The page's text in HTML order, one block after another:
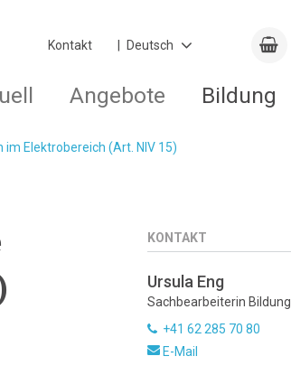
Kontakt
Angebote Bildung
Elektrobereich (Art. NIV 15)
KONTAKT
Ursula Eng
Sachbearbeiterin Bildung
+41 62 285 70 80
E-Mail